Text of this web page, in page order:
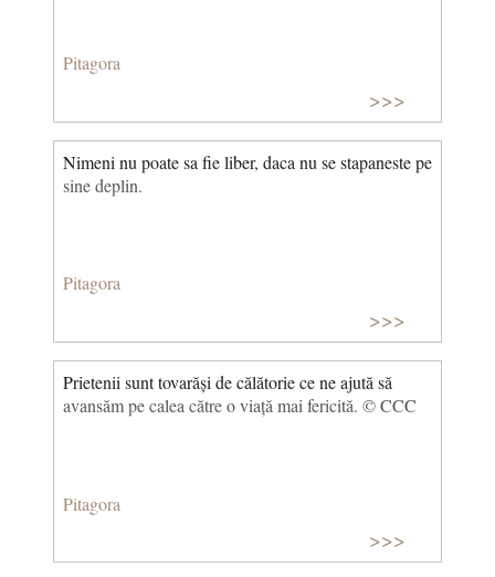
Pitagora
>>>
Nimeni nu poate sa fie liber, daca nu se stapaneste pe
sine deplin.
Pitagora
>>>
Prietenii sunt tovarăși de călătorie ce ne ajută să
avansăm pe calea către o viață mai fericită. © CCC
Pitagora
>>>